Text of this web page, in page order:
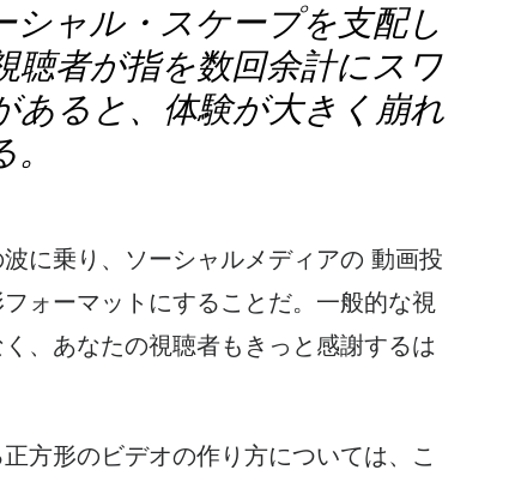
シャル・スケープを支配し
聴者が指を数回余計にスワ
あると、体験が大きく崩れ
に乗り、 ソーシャルメディアの 動画投
フォーマットにすることだ。一般的な視
、あなたの視聴者もきっと感謝するは
方形のビデオの作り方については、こ